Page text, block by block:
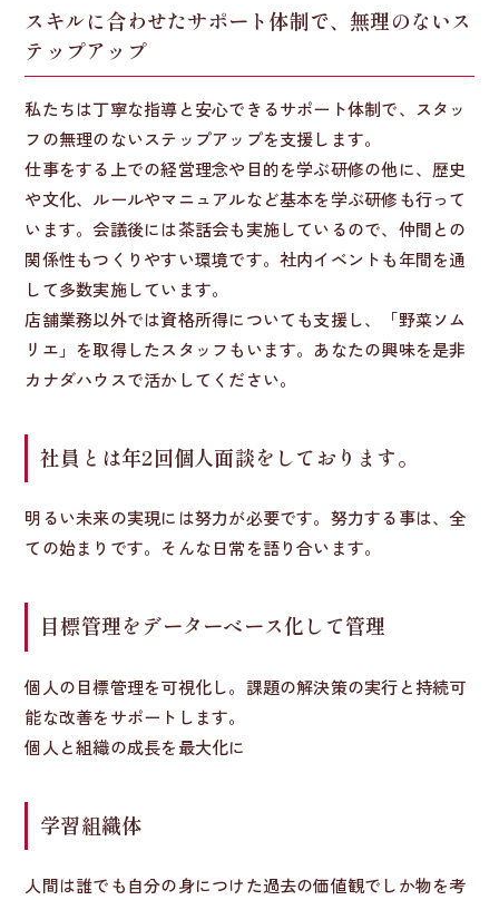
スキルに合わせたサポート体制で、無理のないス
テップアップ
私たちは丁寧な指導と安心できるサポート体制で、スタッ
フの無理のないステップアップを支援します。
仕事をする上での経営理念や目的を学ぶ研修の他に、歴史
や文化、ルールやマニュアルなど基本を学ぶ研修も行って
います。会議後には茶話会も実施しているので、仲間との
関係性もつくりやすい環境です。社内イベントも年間を通
して多数実施しています。
店舗業務以外では資格所得についても支援し、「野菜ソム
リエ」を取得したスタッフもいます。あなたの興味を是非
カナダハウスで活かしてください。
社員とは年2回個人面談をしております。
明るい未来の実現には努力が必要です。努力する事は、全
ての始まりです。そんな日常を語り合います。
目標管理をデーターべース化して管理
個人の目標管理を可視化し。課題の解決策の実行と持続可
能な改善をサポートします。
個人と組織の成長を最大化に
学習組織体
人間は誰でも自分の身につけた過去の価値観でしか物を考